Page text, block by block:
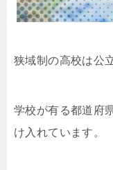
狭域制の高校は公
学校が有る都道府
け入れています。